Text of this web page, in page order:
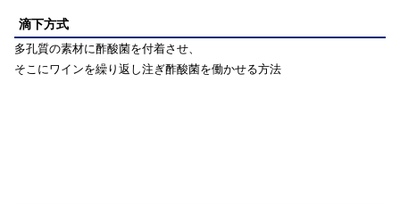
滴下方式
多孔質の素材に酢酸菌を付着させ、
そこにワインを繰り返し注ぎ酢酸菌を働かせる方法